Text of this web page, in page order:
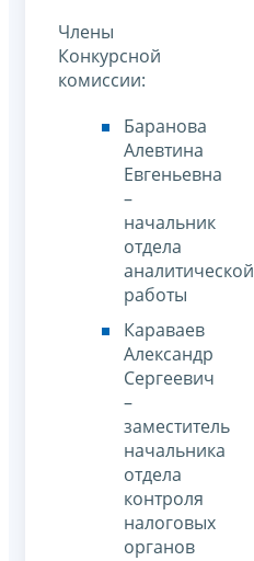
Члены
Конкурсной
комиссии:
Баранова
Алевтина
Евгеньевна
–
начальник
отдела
аналитической
работы
Караваев
Александр
Сергеевич
–
заместитель
начальника
отдела
контроля
налоговых
органов